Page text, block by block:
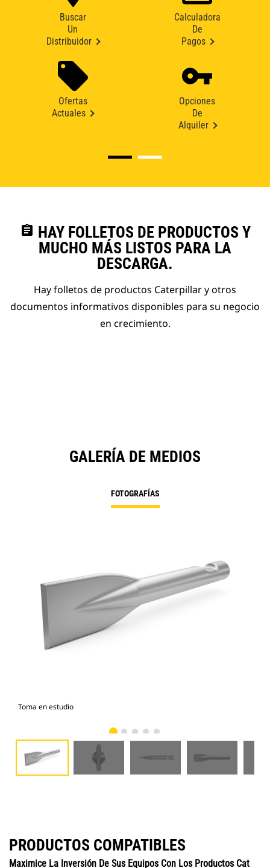
Buscar
Un
Distribuidor
Calculadora
De
Pagos
Ofertas
Actuales
Opciones
De
Alquiler
assignment HAY FOLLETOS DE PRODUCTOS Y
MUCHO MÁS LISTOS PARA LA
DESCARGA.
Hay folletos de productos Caterpillar y otros
documentos informativos disponibles para su negocio
en crecimiento.
GALERÍA DE MEDIOS
FOTOGRAFÍAS
Toma en estudio
PRODUCTOS COMPATIBLES
Maximice La Inversión De Sus Equipos Con Los Productos Cat